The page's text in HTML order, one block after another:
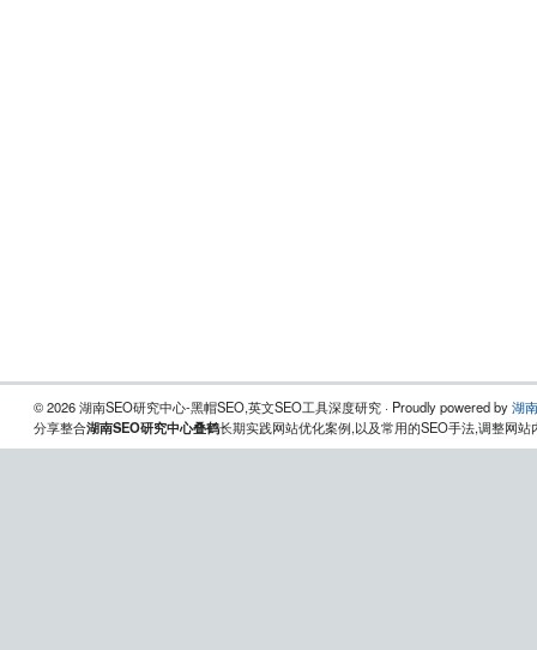
© 2026 湖南SEO研究中心-黑帽SEO,英文SEO工具深度研究 · Proudly powered by湖
分享整合湖南SEO研究中心叠鹤长期实践网站优化案例,以及常用的SEO手法,调整网